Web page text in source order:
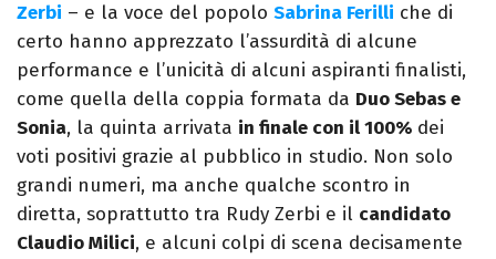
Zerbi – e la voce del popolo Sabrina Ferilli che di
certo hanno apprezzato l’assurdità di alcune
performance e l’unicità di alcuni aspiranti finalisti,
come quella della coppia formata da Duo Sebas e
Sonia, la quinta arrivata in finale con il 100% dei
voti positivi grazie al pubblico in studio. Non solo
grandi numeri, ma anche qualche scontro in
diretta, soprattutto tra Rudy Zerbi e il candidato
Claudio Milici, e alcuni colpi di scena decisamente